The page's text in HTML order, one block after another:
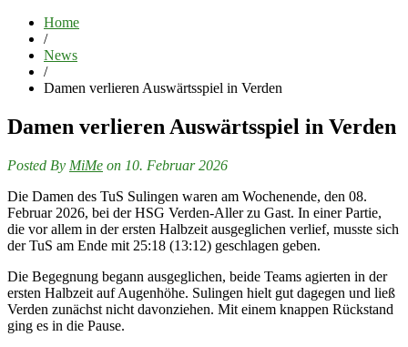
Home
/
News
/
Damen verlieren Auswärtsspiel in Verden
Damen verlieren Auswärtsspiel in Verden
Posted By MiMe on 10. Februar 2026
Die Damen des TuS Sulingen waren am Wochenende, den 08.
Februar 2026, bei der HSG Verden-Aller zu Gast. In einer Partie,
die vor allem in der ersten Halbzeit ausgeglichen verlief, musste sich
der TuS am Ende mit 25:18 (13:12) geschlagen geben.
Die Begegnung begann ausgeglichen, beide Teams agierten in der
ersten Halbzeit auf Augenhöhe. Sulingen hielt gut dagegen und ließ
Verden zunächst nicht davonziehen. Mit einem knappen Rückstand
ging es in die Pause.